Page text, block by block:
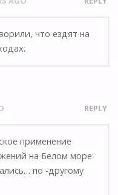
что ездят на
REPLY
применение
на Белом море
по -другому